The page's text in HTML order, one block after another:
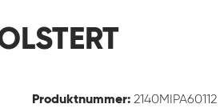
Produktnummer: 2140MIPA60112